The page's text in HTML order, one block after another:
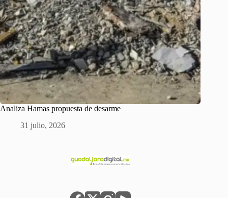
Analiza Hamas propuesta de desarme
31 julio, 2026